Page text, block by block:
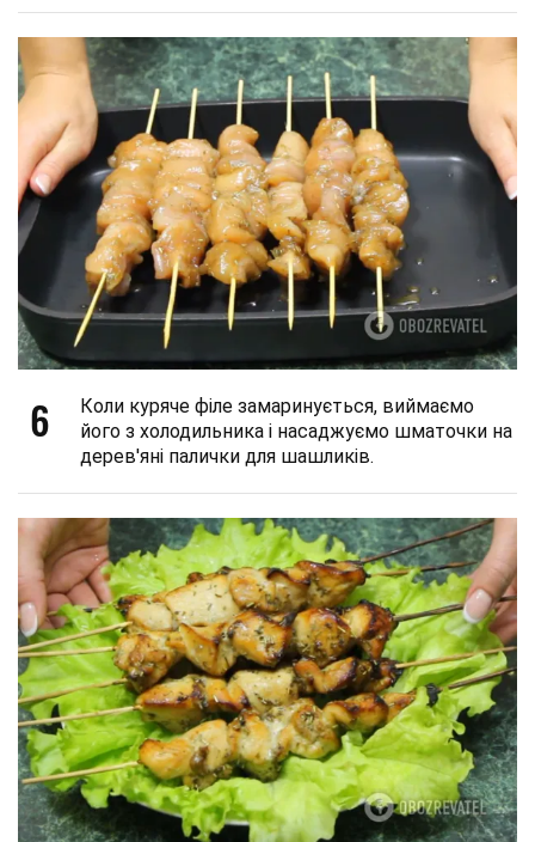
6
Коли куряче філе замаринується, виймаємо
його з холодильника і насаджуємо шматочки на
дерев'яні палички для шашликів.